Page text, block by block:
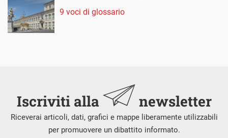
9 voci di glossario
Iscriviti alla newsletter
Riceverai articoli, dati, grafici e mappe liberamente utilizzabili
per promuovere un dibattito informato.